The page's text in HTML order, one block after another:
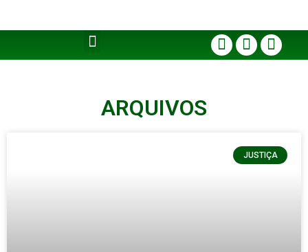
ARQUIVOS
JUSTIÇA